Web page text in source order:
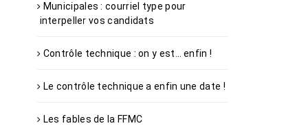
Municipales : courriel type pour
interpeller vos candidats
Contrôle technique : on y est… enfin !
Le contrôle technique a enfin une date !
Les fables de la FFMC